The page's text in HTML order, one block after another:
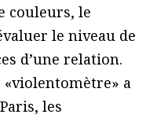
couleurs, le
le niveau de
d’une relation.
a
les